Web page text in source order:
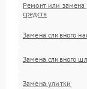
Ремонт или
средств
Замена сливного
Замена сливного
Замена улитки